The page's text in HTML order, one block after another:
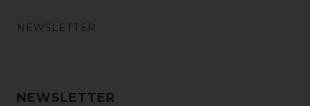
NEWSLETTER
NEWSLETTER